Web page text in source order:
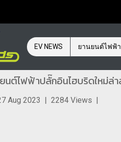
EV NEWS ยานยนต์ไฟฟ้า
นต์ไฟฟ้าปลั๊กอินไฮบริดใหม่ล่
Aug 2023 | 2284 Views |